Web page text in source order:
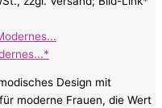
Design mit
moderne Frauen, die Wert